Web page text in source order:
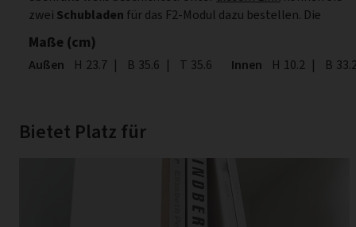
zwei Schubladen für das F2-Modul dazu bestellen. Die
Maße (cm)
Außen Höhe
H 23.7 | Breite
B 35.6 | Tiefe
T 35.6 Innen Höhe
H 10.2 | Breite
B
Bietet Platz für